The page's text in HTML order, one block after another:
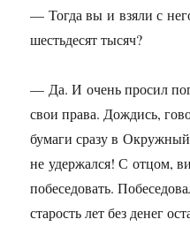
— Тогда вы и взяли с
шестьдесят тысяч?
— Да. И очень просил
свои права. Дождись,
бумаги сразу в
не удержался! С отцом,
побеседовать.
старость лет без денег